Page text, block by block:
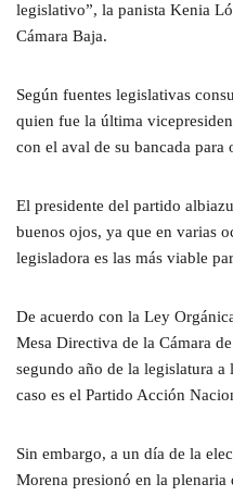
legislativo”, la panista Kenia
Cámara Baja.
Según fuentes legislativas
quien fue la última
con el aval de su bancada para
El presidente del partido
buenos ojos, ya que en varias
legisladora es las más viable
De acuerdo con la Ley
Mesa Directiva de la Cámara
segundo año de la legislatura a
caso es el Partido Acción
Sin embargo, a un día de la
Morena presionó en la